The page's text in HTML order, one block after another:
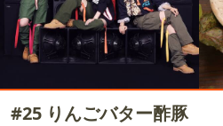
#25 りんごバター酢豚